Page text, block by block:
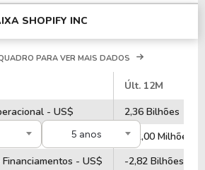
SHOPIFY INC
5 anos
PARA VER MAIS DADOS
Últ. 12M
- US$
2,36 Bilhões
- US$
562,00 Milhões
- US$
-2,82 Bilhões